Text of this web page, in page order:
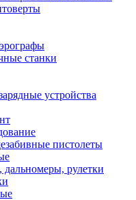
станки
устройства
пистолеты
рулетки